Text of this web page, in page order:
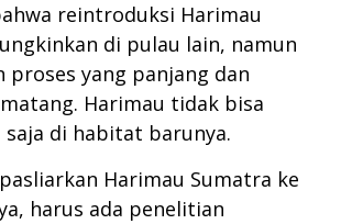
reintroduksi Harimau
di pulau lain, namun
proses yang panjang dan
Harimau tidak bisa
di habitat barunya.
Harimau Sumatra ke
harus ada penelitian